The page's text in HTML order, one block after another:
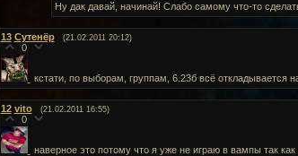
Ну дак давай, начинай! Слабо самому что-то
13 Сутенёр (21.02.2011 20:12)
0
кстати, по выборам, группам, 6.23б всё откладывается
12 vito (21.02.2011 16:55)
0
наверное это потому что я уже не играю в вампы так